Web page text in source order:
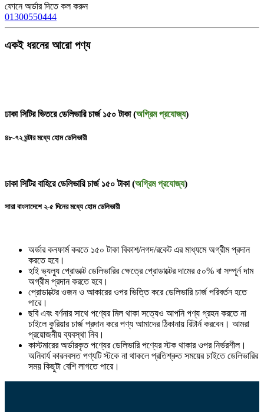
ফোনে অর্ডার দিতে কল করুন
01300550444
একই ধরনের আরো পণ্য
ঢাকা সিটির ভিতরে ডেলিভারি চার্জ ১৫০ টাকা (অগ্রিম প্রযোজ্য)
৪৮-৭২ ঘন্টার মধ্যে হোম ডেলিভারী
ঢাকা সিটির বাহিরে ডেলিভারি চার্জ ১৫০ টাকা (অগ্রিম প্রযোজ্য)
সারা বাংলাদেশে ২-৫ দিনের মধ্যে হোম ডেলিভারী
অর্ডার কনফার্ম করতে ১৫০ টাকা বিকাশ/নগদ/রকেট এর মাধ্যমে অগ্রীম প্রদান
করতে হবে।
হাই ভ্যল্যু প্রোডাক্ট ডেলিভারির ক্ষেত্রে প্রোডাক্টের দামের ৫০% বা সম্পূর্ন দাম
অগ্রীম প্রদান করতে হবে।
প্রোডাক্টের ওজন ও আকারের ওপর ভিত্তি করে ডেলিভারি চার্জ পরিবর্তন হতে
পারে।
ছবি এবং বর্ণনার সাথে পণ্যের মিল থাকা সত্যেও আপনি পণ্য গ্রহন করতে না
চাইলে কুরিয়ার চার্জ প্রদান করে পণ্য আমাদের ঠিকানায় রিটার্ন করবেন। আমরা
প্রয়োজনীয় ব্যবস্থা নিব।
কাস্টমারের অর্ডারকৃত পণ্যের ডেলিভারি পণ্যের স্টক থাকার ওপর নির্ভরশীল।
অনিবার্য কারনবসত পণ্যটি স্টকে না থাকলে প্রতিশ্রুত সময়ের চাইতে ডেলিভারির
সময় কিছুটা বেশি লাগতে পারে।